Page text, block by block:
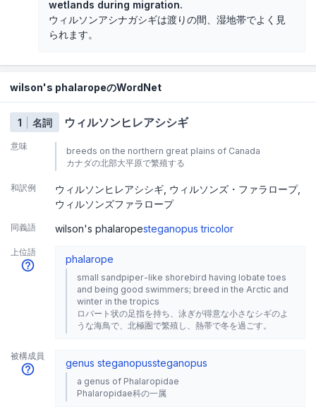
wetlands during migration.
ウィルソンアシナガシギは渡りの間、湿地帯でよく見
られます。
wilson's phalaropeのWordNet
1 名詞 ウィルソンヒレアシシギ
意味
breeds on the northern great plains of Canada
カナダの北部大平原で繁殖する
和訳例 ウィルソンヒレアシシギ ウィルソンズ・ファラロープ
ウィルソンズファラロープ
同義語 wilson's phalaropesteganopus tricolor
上位語
phalarope
small sandpiper-like shorebird having lobate toes
and being good swimmers; breed in the Arctic and
winter in the tropics
ロバート状の足指を持ち、泳ぎが得意な小さなシギのよ
うな海鳥で、北極圏で繁殖し、熱帯で冬を過ごす。
被構成員
genus steganopussteganopus
a genus of Phalaropidae
Phalaropidae科の一属